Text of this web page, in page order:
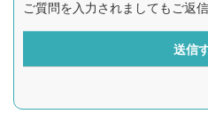
ご質問を入力されましてもご返
送信